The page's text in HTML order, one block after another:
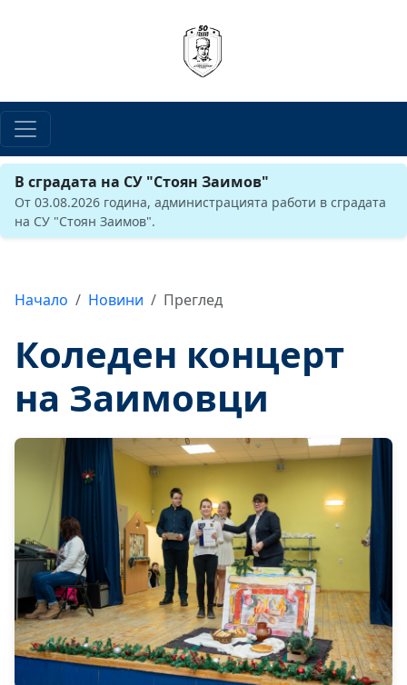
В сградата на СУ "Стоян Заимов"
От 03.08.2026 година, администрацията работи в сградата
на СУ "Стоян Заимов".
Начало Новини Преглед
Коледен концерт
на Заимовци